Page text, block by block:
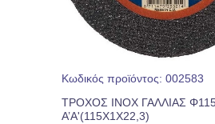
Κωδικός προϊόντος: 002583
ΤΡΟΧΟΣ INOX ΓΑΛΛΙΑΣ
Α’Α'(115Χ1Χ22,3)